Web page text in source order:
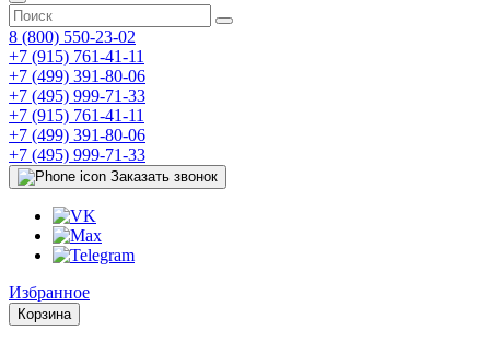
8 (800) 550-23-02
+7 (915) 761-41-11
+7 (499) 391-80-06
+7 (495) 999-71-33
+7 (915) 761-41-11
+7 (499) 391-80-06
+7 (495) 999-71-33
Заказать звонок
Избранное
Корзина